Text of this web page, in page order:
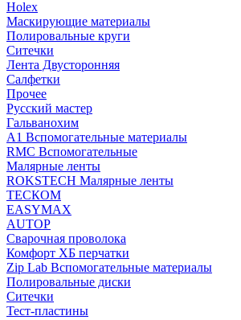
Holex
Маскирующие материалы
Полировальные круги
Ситечки
Лента Двусторонняя
Салфетки
Прочее
Русский мастер
Гальванохим
А1 Вспомогательные материалы
RMC Вспомогательные
Малярные ленты
ROKSTECH Малярные ленты
ТЕСКОМ
EASYMAX
AUTOP
Сварочная проволока
Комфорт ХБ перчатки
Zip Lab Вспомогательные материалы
Полировальные диски
Ситечки
Тест-пластины